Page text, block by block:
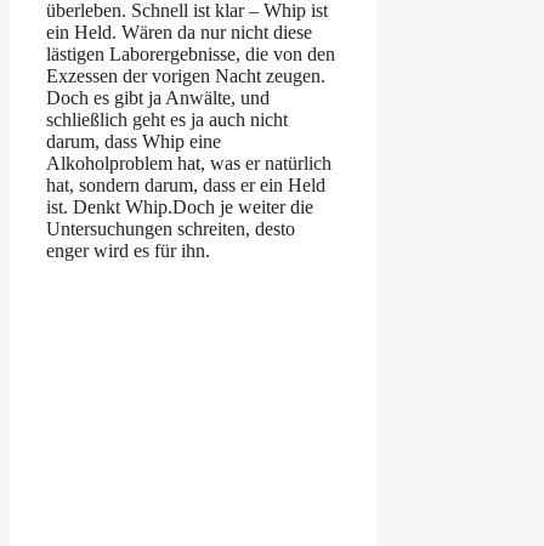
überleben. Schnell ist klar – Whip ist
ein Held. Wären da nur nicht diese
lästigen Laborergebnisse, die von den
Exzessen der vorigen Nacht zeugen.
Doch es gibt ja Anwälte, und
schließlich geht es ja auch nicht
darum, dass Whip eine
Alkoholproblem hat, was er natürlich
hat, sondern darum, dass er ein Held
ist. Denkt Whip.Doch je weiter die
Untersuchungen schreiten, desto
enger wird es für ihn.